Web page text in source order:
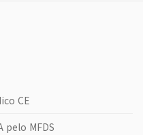
CE
pelo MFDS